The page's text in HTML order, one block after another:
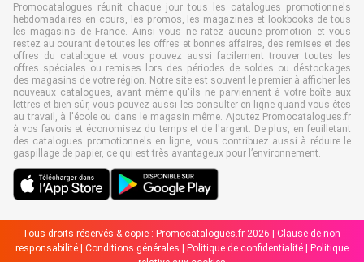
Promocatalogues réunit chaque jour tous les catalogues promotionnels
hebdomadaires en cours, les promos, les magazines et lookbooks de tous
les magasins de France. Ainsi vous ne ratez aucune promotion et vous
restez au courant de toutes les offres et bonnes affaires, des remises et des
offres du catalogue et vous pouvez aussi facilement trouver toutes les
offres spéciales ou remises lors des périodes de soldes ou déstockages
des magasins de votre région. Notre site est souvent le premier à afficher les
nouveaux catalogues, avant même qu'ils ne parviennent à votre boîte aux
lettres et bien sûr, vous pouvez aussi les consulter en ligne quand vous êtes
au travail, à l'école ou dans le magasin même. Ajoutez Promocatalogues.fr
à vos favoris et économisez du temps et de l'argent. De plus, en feuilletant
des catalogues promotionnels en ligne, vous contribuez aussi à réduire le
gaspillage de papier, ce qui est très avantageux pour l’environnement.
Tous droits réservés & copie : Promocatalogues.fr 2026 | Clause de non-
responsabilité | Conditions générales | Politique de confidentialité | Politique